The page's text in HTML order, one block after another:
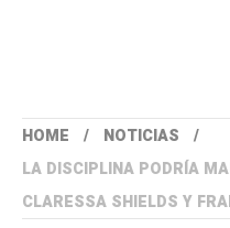
HOME
NOTICIAS
LA DISCIPLINA PODRÍA
CLARESSA SHIELDS Y